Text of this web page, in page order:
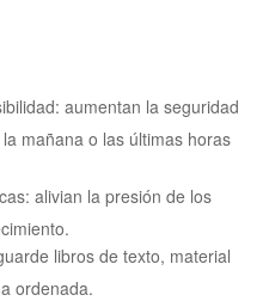
aumentan la seguridad
mañana o las últimas horas
alivian la presión de los
libros de texto, material
ordenada.